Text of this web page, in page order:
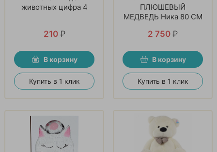
животных цифра 4
210 ₽
В корзину
Купить в 1 клик
ПЛЮШЕВЫЙ
МЕДВЕДЬ Ника 80 СМ
2 750 ₽
В корзину
Купить в 1 клик